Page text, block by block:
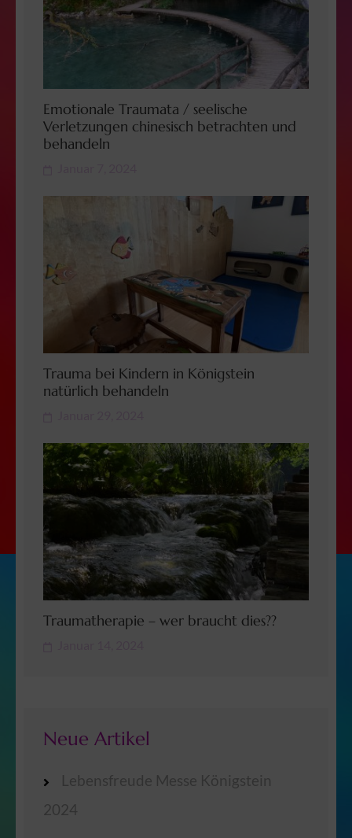
Emotionale Traumata / seelische
Verletzungen chinesisch betrachten und
behandeln
Trauma bei Kindern in Königstein
natürlich behandeln
Traumatherapie – wer braucht dies??
Neue Artikel
Lebensfreude Messe Königstein
2024